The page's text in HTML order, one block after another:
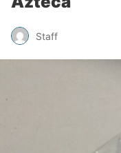
Staff